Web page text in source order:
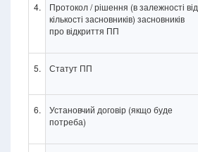
4.
Протокол / рішення (в залежності від
кількості засновників) засновників
про відкриття ПП
5. Статут ПП
6.
Установчий договір (якщо буде
потреба)